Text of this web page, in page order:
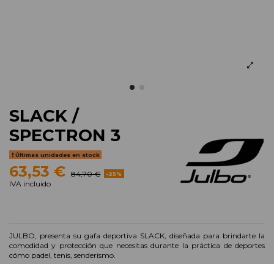
SLACK /
SPECTRON 3
Últimas unidades en stock
63,53 € 84,70 € -25%
IVA incluido
JULBO, presenta su gafa deportiva SLACK, diseñada para brindarte la
comodidad y protección que necesitas durante la práctica de deportes
cómo padel, tenis, senderismo.